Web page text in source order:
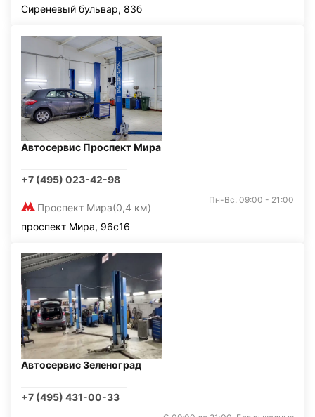
Сиреневый бульвар, 83б
Автосервис Проспект Мира
+7 (495) 023-42-98
Проспект Мира(0,4 км)
Пн-Вс: 09:00 - 21:00
проспект Мира, 96с16
Автосервис Зеленоград
+7 (495) 431-00-33